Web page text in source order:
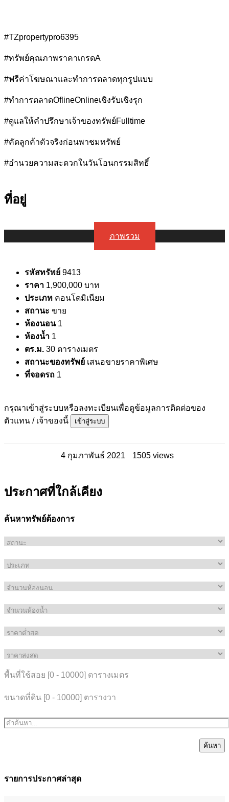
#TZpropertypro6395
#ทรัพย์คุณภาพราคาเกรดA
#ฟรีค่าโฆษณาและทำการตลาดทุกรูปแบบ
#ทำการตลาดOflineOnlineเชิงรับเชิงรุก
#ดูแลให้คำปรึกษาเจ้าของทรัพย์Fulltime
#คัดลูกค้าตัวจริงก่อนพาชมทรัพย์
#อำนวยความสะดวกในวันโอนกรรมสิทธิ์
ที่อยู่
ภาพรวม
รหัสทรัพย์ 9413
ราคา 1,900,000 บาท
ประเภท คอนโดมิเนียม
สถานะ ขาย
ห้องนอน 1
ห้องน้ำ 1
ตร.ม. 30 ตารางเมตร
สถานะของทรัพย์ เสนอขายราคาพิเศษ
ที่จอดรถ 1
กรุณาเข้าสู่ระบบหรือลงทะเบียนเพื่อดูข้อมูลการติดต่อของ
ตัวแทน / เจ้าของนี้
เข้าสู่ระบบ
4 กุมภาพันธ์ 2021 1505 views
ประกาศที่ใกล้เคียง
ค้นหาทรัพย์ต้องการ
พื้นที่ใช้สอย [0 - 10000] ตารางเมตร
ขนาดที่ดิน [0 - 10000] ตารางวา
ค้นหา
รายการประกาศล่าสุด